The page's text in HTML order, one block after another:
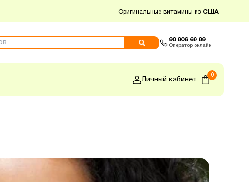
Оригинальные витамины из США
90 906 69 99
Оператор онлайн
Личный кабинет
0